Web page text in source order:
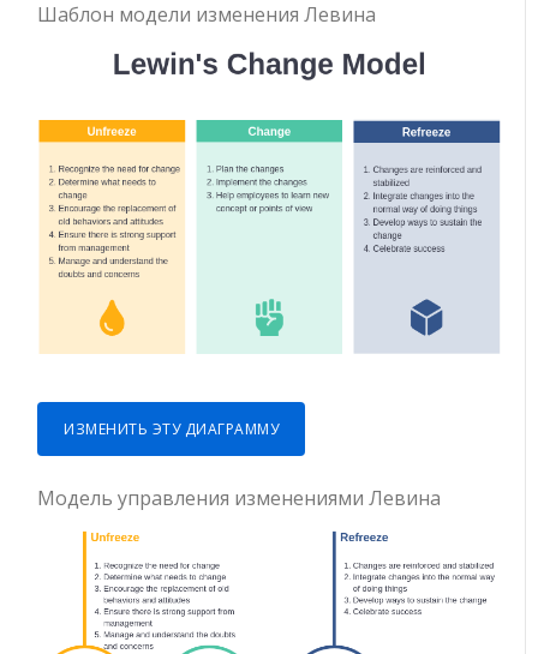
Шаблон модели изменения Левина
ИЗМЕНИТЬ ЭТУ ДИАГРАММУ
Модель управления изменениями Левина